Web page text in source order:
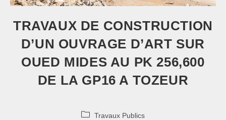
TRAVAUX DE CONSTRUCTION
D’UN OUVRAGE D’ART SUR
OUED MIDES AU PK 256,600
DE LA GP16 A TOZEUR
Travaux Publics